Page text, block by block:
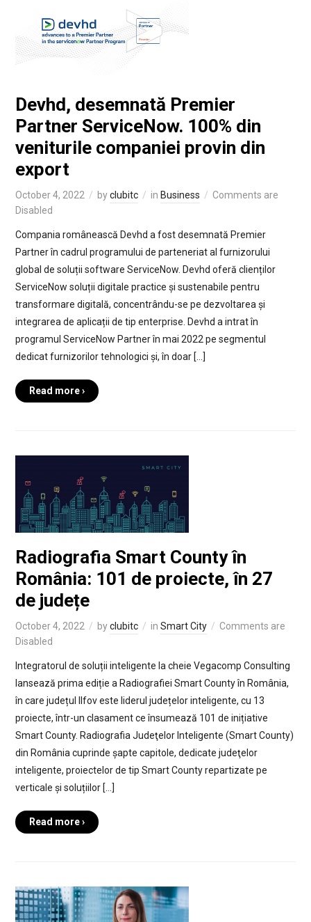
Devhd, desemnată Premier
Partner ServiceNow. 100% din
veniturile companiei provin din
export
October 4, 2022 byclubitc in Business
Comments are
Disabled
Compania românească Devhd a fost desemnată Premier
Partner în cadrul programului de parteneriat al furnizorului
global de soluții software ServiceNow. Devhd oferă clienților
ServiceNow soluții digitale practice și sustenabile pentru
transformare digitală, concentrându-se pe dezvoltarea și
integrarea de aplicații de tip enterprise. Devhd a intrat în
programul ServiceNow Partner în mai 2022 pe segmentul
dedicat furnizorilor tehnologici și, în doar […]
Read more ›
Radiografia Smart County în
România: 101 de proiecte, în 27
de județe
October 4, 2022 byclubitc in Smart City
Comments are
Disabled
Integratorul de soluții inteligente la cheie Vegacomp Consulting
lansează prima ediție a Radiografiei Smart County în România,
în care județul Ilfov este liderul județelor inteligente, cu 13
proiecte, într-un clasament ce însumează 101 de inițiative
Smart County. Radiografia Judeţelor Inteligente (Smart County)
din România cuprinde șapte capitole, dedicate judeţelor
inteligente, proiectelor de tip Smart County repartizate pe
verticale și soluțiilor […]
Read more ›